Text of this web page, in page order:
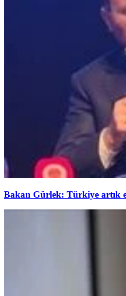
Bakan Gürlek: Türkiye artık